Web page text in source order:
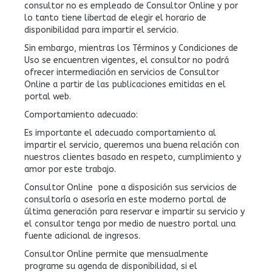
consultor no es empleado de Consultor Online y por
lo tanto tiene libertad de elegir el horario de
disponibilidad para impartir el servicio.
Sin embargo, mientras los Términos y Condiciones de
Uso se encuentren vigentes, el consultor no podrá
ofrecer intermediación en servicios de Consultor
Online a partir de las publicaciones emitidas en el
portal web.
Comportamiento adecuado:
Es importante el adecuado comportamiento al
impartir el servicio, queremos una buena relación con
nuestros clientes basado en respeto, cumplimiento y
amor por este trabajo.
Consultor Online pone a disposición sus servicios de
consultoría o asesoría en este moderno portal de
última generación para reservar e impartir su servicio y
el consultor tenga por medio de nuestro portal una
fuente adicional de ingresos.
Consultor Online permite que mensualmente
programe su agenda de disponibilidad, si el